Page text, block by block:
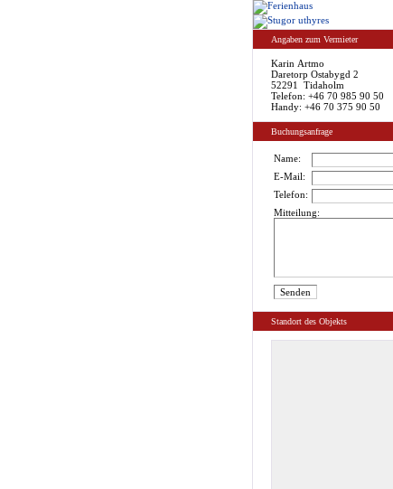
Angaben zum Vermieter
Karin Artmo
Daretorp Ostabygd 2
52291 Tidaholm
Telefon: +46 70 985 90 50
Handy: +46 70 375 90 50
Buchungsanfrage
Name:
E-Mail:
Telefon:
Mitteilung:
Standort des Objekts